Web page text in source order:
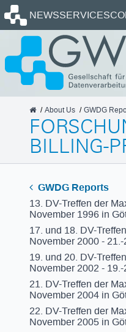
NEWSSERVICES
GWDG
About Us GWDG
BILLING-
GWDG Reports
13. DV-Treffen der
November 1996 in
17. und 18. DV-
November 2000 -
19. und 20. DV-
November 2002 -
21. DV-Treffen der
November 2004 in
22. DV-Treffen der
November 2005 in